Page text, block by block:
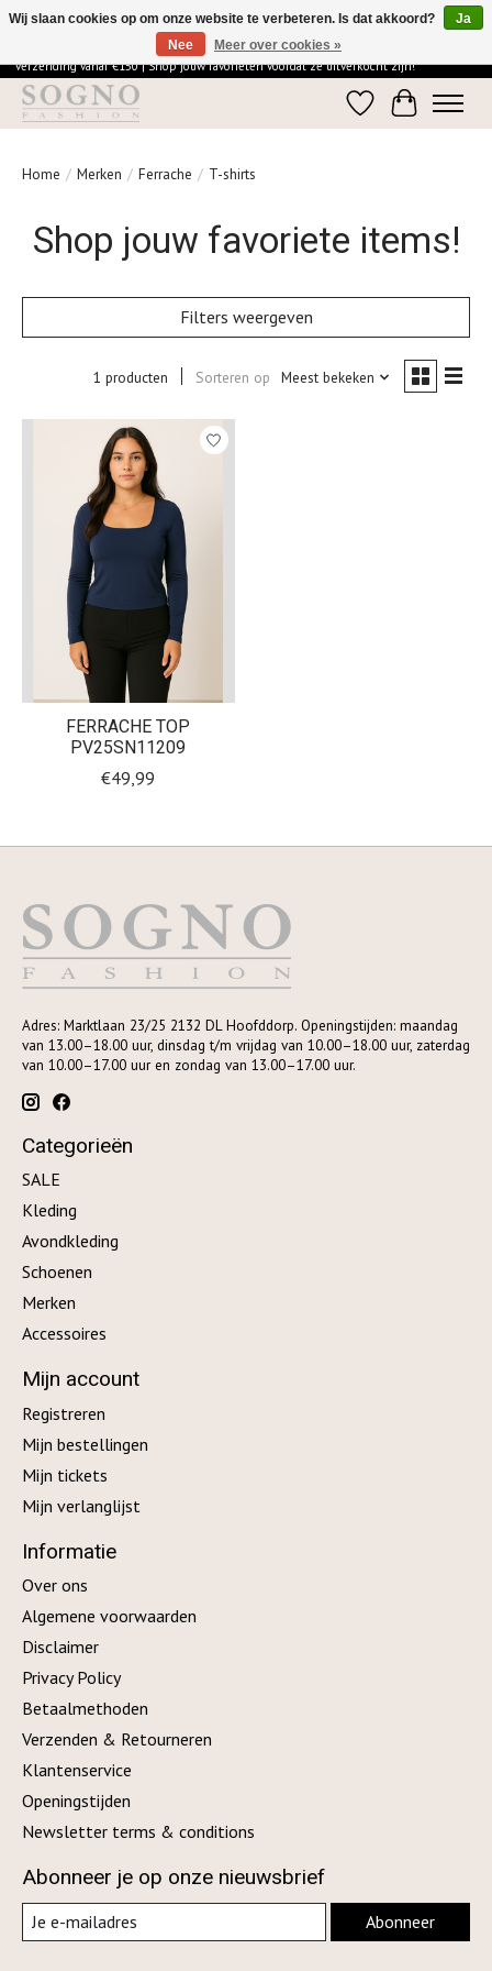
Ontdek de elegantie van SOGNO Fashion | Vandaag besteld = morgen in huis | Gratis
verzending vanaf €150 | Shop jouw favorieten voordat ze uitverkocht zijn!
Verlanglijst
Home / Merken / Ferrache / T-shirts
Shop jouw favoriete items!
Filters weergeven
1 producten Sorteren op Meest bekeken
FERRACHE TOP
PV25SN11209
€49,99
Adres: Marktlaan 23/25 2132 DL Hoofddorp. Openingstijden: maandag
van 13.00–18.00 uur, dinsdag t/m vrijdag van 10.00–18.00 uur, zaterdag
van 10.00–17.00 uur en zondag van 13.00–17.00 uur.
Categorieën
SALE
Kleding
Avondkleding
Schoenen
Merken
Accessoires
Mijn account
Registreren
Mijn bestellingen
Mijn tickets
Mijn verlanglijst
Informatie
Over ons
Algemene voorwaarden
Disclaimer
Privacy Policy
Betaalmethoden
Verzenden & Retourneren
Klantenservice
Openingstijden
Newsletter terms & conditions
Abonneer je op onze nieuwsbrief
Abonneer
Wij slaan cookies op om onze website te verbeteren. Is dat akkoord?
Ja
Nee
Meer over cookies »